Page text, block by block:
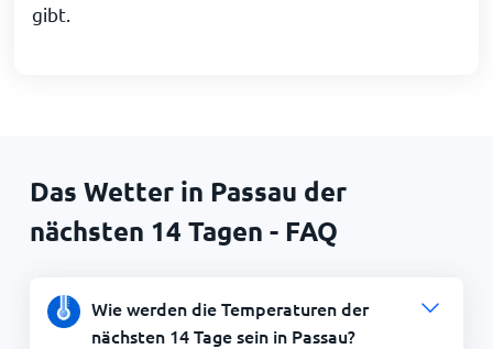
gibt.
Das Wetter in Passau der
nächsten 14 Tagen - FAQ
Wie werden die Temperaturen der
nächsten 14 Tage sein in Passau?